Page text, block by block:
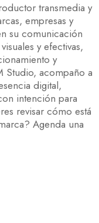
transmedia y
empresas y
su comunicación
y efectivas,
y
Studio, acompaño a
digital,
intención para
revisar cómo está
Agenda una